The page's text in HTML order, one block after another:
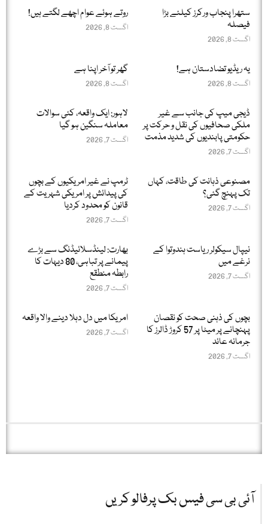
ستھرا پنجاب ورکرز کیلئے بڑا
فیصلہ
اگست 8, 2026
روتے ہوئے عوام اچھے لگتے ہیں!
اگست 8, 2026
یہ ریڈیو تضادستان ہے!
اگست 8, 2026
گھر تو آخر اپنا ہے
اگست 8, 2026
ڈیجی میپ کی جانب سے غیر
ملکی صحافیوں کی نقل و حرکت پر
حکومتی پابندیوں کی شدید مذمت
اگست 7, 2026
لاہور: ایک واقعہ، کئی سوالات
معاملہ سنگین ہو گیا
اگست 7, 2026
مصنوعی ذہانت کی طاقت، کہاں
تک پہنچ گئی؟
اگست 7, 2026
ٹرمپ نے غیر امریکیوں کے بچوں
کی پیدائش پر امریکی شہریت کے
قانون کو محدود کردیا
اگست 7, 2026
نیپال سیکولر ریاست ہندوتوا کے
نرغے میں
اگست 7, 2026
بھارت: لینڈسلائیڈنگ سے بڑے
پیمانے پر تباہی، 80 دیہات کا
رابطہ منطقع
اگست 7, 2026
بچوں کی ذہنی صحت کو نقصان
پہنچانے پر میٹا پر 57 کروڑ ڈالرز کا
جرمانہ عائد
اگست 7, 2026
امریکا میں دل دہلا دینے والا واقعہ
اگست 7, 2026
آئی بی سی فیس بک پرفالو کریں